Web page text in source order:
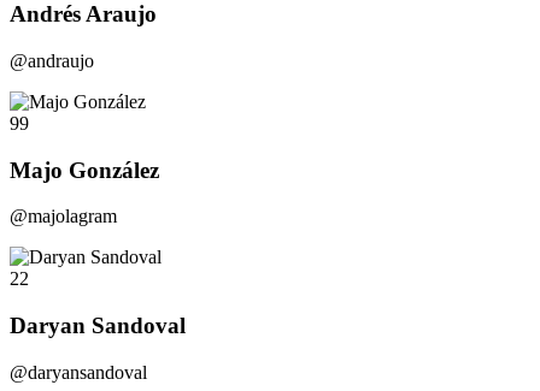
Andrés Araujo
@andraujo
99
Majo González
@majolagram
22
Daryan Sandoval
@daryansandoval